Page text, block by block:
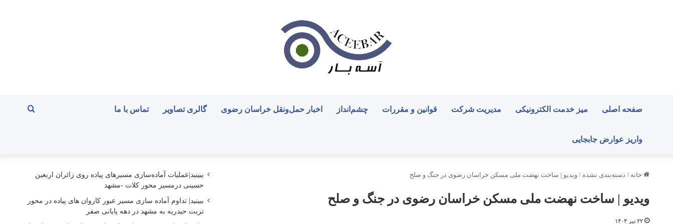
صفحه اصلی میز خدمت الکترونیکی مدیریت شرکت قوانین و مقررات چشم‌انداز اخبار حمل‌ونقل خراسان رضوی گالری تصاویر تماس با ما
واریز عوارض جابجایی
جستجو
خانه / دسته‌بندی نشده / ویدیو | ساخت نهضت ملی مسکن خراسان رضوی در جنگ و صلح
ویدیو | ساخت نهضت ملی مسکن خراسان رضوی در جنگ و صلح
۲۲ تیر ۱۴۰۴
ببینید|عملیات آماده‌سازی مسیرهای پیاده روی زائران اربعین
حسینی درمسیر محور کلات -مشهد
ببینید| تداوم آماده سازی مسیر عبور کاروان های پیاده در محور
تربت حیدریه به مشهد در دهه پایانی صفر